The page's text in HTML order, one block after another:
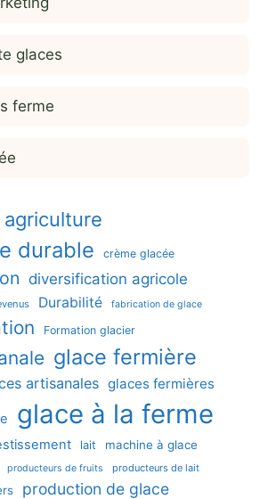
glaces
ferme
agriculture
durable crème glacée
diversification agricole
Durabilité fabrication de glace
Formation glacier
glace fermière
artisanales glaces fermières
glace à la ferme
lait machine à glace
producteurs de fruits producteurs de lait
production de glace